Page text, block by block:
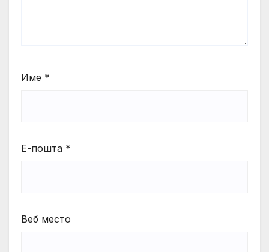
Име *
Е-пошта *
Веб место